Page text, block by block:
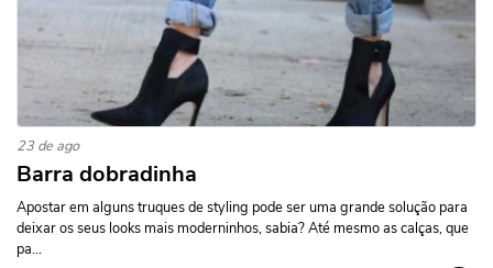
23 de ago
Barra dobradinha
Apostar em alguns truques de styling pode ser uma grande solução para
deixar os seus looks mais moderninhos, sabia? Até mesmo as calças, que
pa...